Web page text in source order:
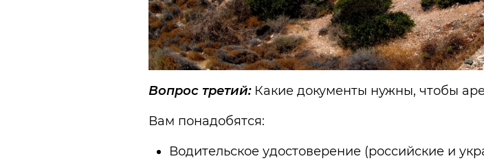
Вопрос третий:Какие документы нужны, чтобы
Вам понадобятся:
Водительское удостоверение (российские и